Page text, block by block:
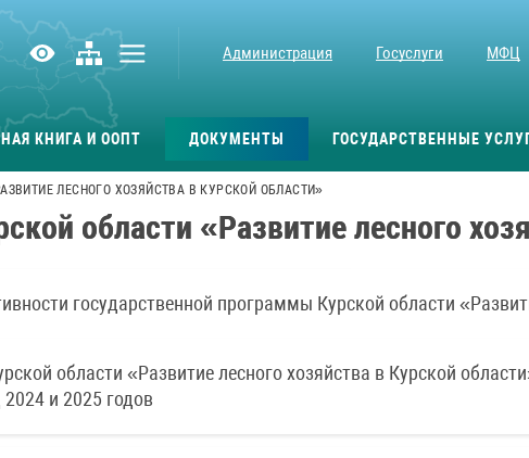
Администрация Госуслуги МФЦ
КНИГА И ООПТ ДОКУМЕНТЫ ГОСУДАРСТВЕННЫЕ
ЛЕСНОГО ХОЗЯЙСТВА В КУРСКОЙ ОБЛАСТИ»
области «Развитие лесного
государственной программы Курской области
области «Развитие лесного хозяйства в Курской
и 2025 годов